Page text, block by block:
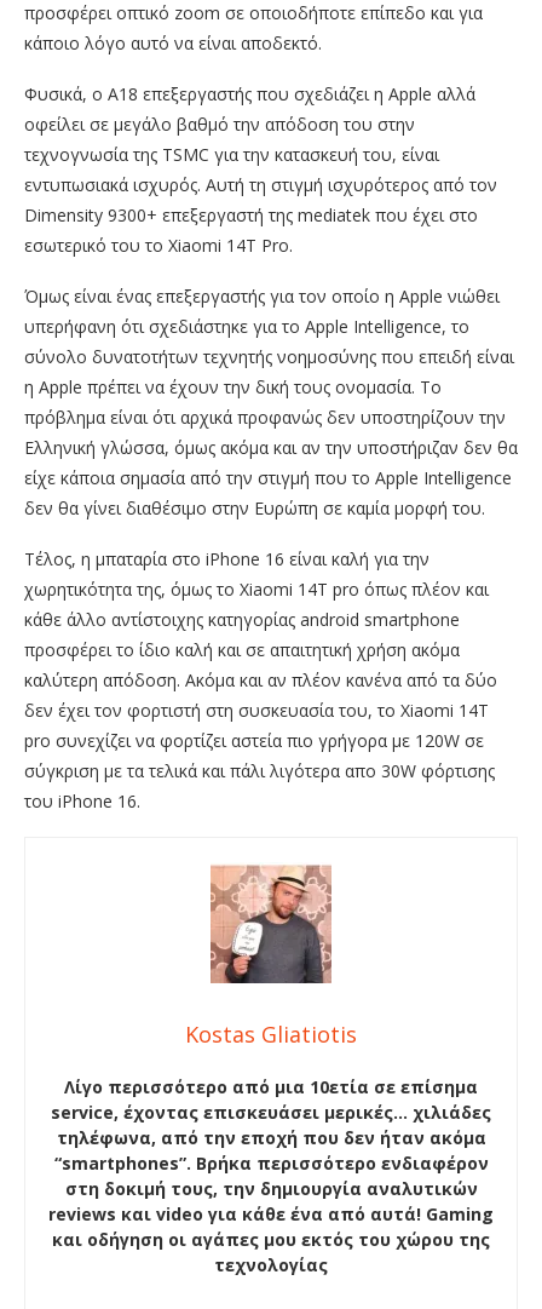
προσφέρει οπτικό zoom σε οποιοδήποτε επίπεδο και για
κάποιο λόγο αυτό να είναι αποδεκτό.
Φυσικά, ο Α18 επεξεργαστής που σχεδιάζει η Apple αλλά
οφείλει σε μεγάλο βαθμό την απόδοση του στην
τεχνογνωσία της TSMC για την κατασκευή του, είναι
εντυπωσιακά ισχυρός. Αυτή τη στιγμή ισχυρότερος από τον
Dimensity 9300+ επεξεργαστή της mediatek που έχει στο
εσωτερικό του το Xiaomi 14T Pro.
Όμως είναι ένας επεξεργαστής για τον οποίο η Apple νιώθει
υπερήφανη ότι σχεδιάστηκε για το Apple Intelligence, το
σύνολο δυνατοτήτων τεχνητής νοημοσύνης που επειδή είναι
η Apple πρέπει να έχουν την δική τους ονομασία. Το
πρόβλημα είναι ότι αρχικά προφανώς δεν υποστηρίζουν την
Ελληνική γλώσσα, όμως ακόμα και αν την υποστήριζαν δεν θα
είχε κάποια σημασία από την στιγμή που το Apple Intelligence
δεν θα γίνει διαθέσιμο στην Ευρώπη σε καμία μορφή του.
Τέλος, η μπαταρία στο iPhone 16 είναι καλή για την
χωρητικότητα της, όμως το Xiaomi 14T pro όπως πλέον και
κάθε άλλο αντίστοιχης κατηγορίας android smartphone
προσφέρει το ίδιο καλή και σε απαιτητική χρήση ακόμα
καλύτερη απόδοση. Ακόμα και αν πλέον κανένα από τα δύο
δεν έχει τον φορτιστή στη συσκευασία του, το Xiaomi 14T
pro συνεχίζει να φορτίζει αστεία πιο γρήγορα με 120W σε
σύγκριση με τα τελικά και πάλι λιγότερα απο 30W φόρτισης
του iPhone 16.
Kostas Gliatiotis
Λίγο περισσότερο από μια 10ετία σε επίσημα
service, έχοντας επισκευάσει μερικές… χιλιάδες
τηλέφωνα, από την εποχή που δεν ήταν ακόμα
“smartphones”. Βρήκα περισσότερο ενδιαφέρον
στη δοκιμή τους, την δημιουργία αναλυτικών
reviews και video για κάθε ένα από αυτά! Gaming
και οδήγηση οι αγάπες μου εκτός του χώρου της
τεχνολογίας